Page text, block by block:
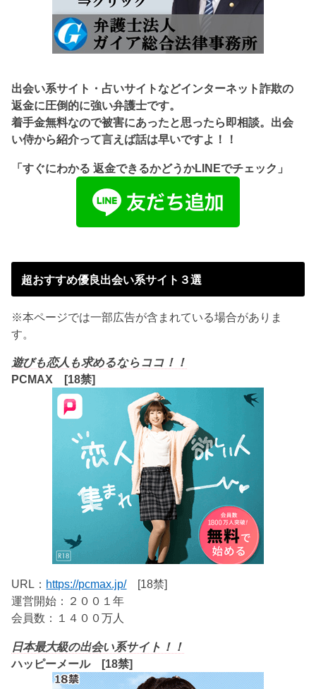
出会い系サイト・占いサイトなどインターネット詐欺の
返金に圧倒的に強い弁護士です。
着手金無料なので被害にあったと思ったら即相談。出会
い侍から紹介って言えば話は早いですよ！！
「すぐにわかる 返金できるかどうかLINEでチェック」
超おすすめ優良出会い系サイト３選
※本ページでは一部広告が含まれている場合がありま
す。
遊びも恋人も求めるならココ！！
PCMAX [18禁]
URL： https://pcmax.jp/[18禁]
運営開始：２００１年
会員数：１４００万人
日本最大級の出会い系サイト！！
ハッピーメール [18禁]